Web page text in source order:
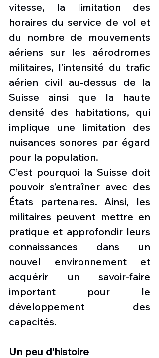
vitesse, la limitation des
horaires du service de vol et
du nombre de mouvements
aériens sur les aérodromes
militaires, l’intensité du trafic
aérien civil au-dessus de la
Suisse ainsi que la haute
densité des habitations, qui
implique une limitation des
nuisances sonores par égard
pour la population.
C’est pourquoi la Suisse doit
pouvoir s’entraîner avec des
États partenaires. Ainsi, les
militaires peuvent mettre en
pratique et approfondir leurs
connaissances dans un
nouvel environnement et
acquérir un savoir-faire
important pour le
développement des
capacités.
Un peu d’histoire